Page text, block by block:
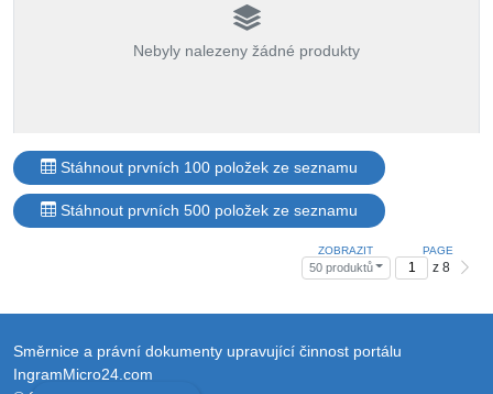
Nebyly nalezeny žádné produkty
Stáhnout prvních 100 položek ze seznamu
Stáhnout prvních 500 položek ze seznamu
ZOBRAZIT
50 produktů
PAGE
z 8
Směrnice a právní dokumenty upravující činnost portálu
IngramMicro24.com